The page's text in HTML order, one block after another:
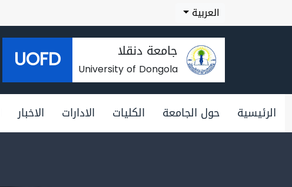
العربية
جامعة دنقلا
University of Dongola
UOFD
الرئيسية حول الجامعة الكليات الادارات الاخبار